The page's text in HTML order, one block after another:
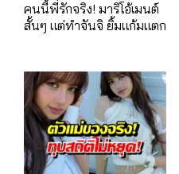
คนนี้พี่รักจริง! มาริโอ้เมนต์
สั้นๆ แต่ทำจันจิ ยิ้มแก้มแตก